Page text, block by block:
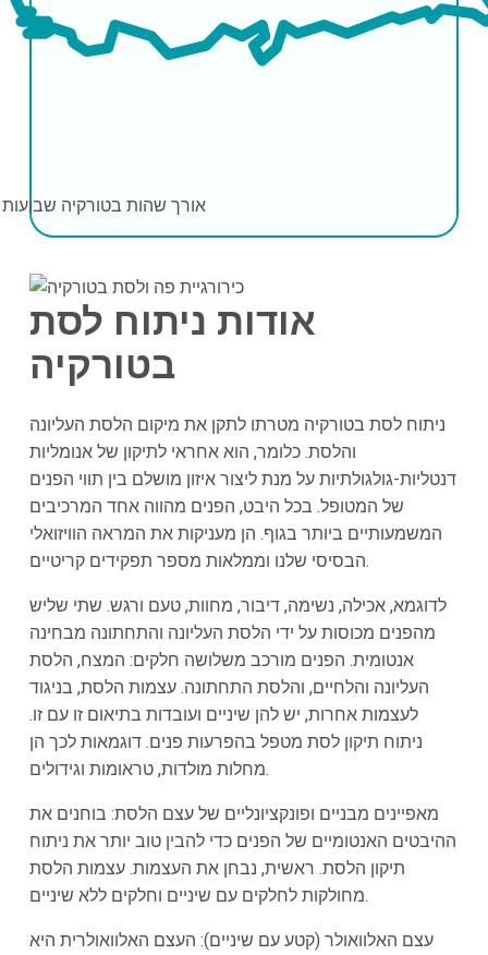
אורך שהות בטורקיה שבועות 2-
אודות ניתוח לסת
בטורקיה
ניתוח לסת בטורקיה מטרתו לתקן את מיקום הלסת העליונה
והלסת. כלומר, הוא אחראי לתיקון של אנומליות
דנטליות-גולגולתיות על מנת ליצור איזון מושלם בין תווי הפנים
של המטופל. בכל היבט, הפנים מהווה אחד המרכיבים
המשמעותיים ביותר בגוף. הן מעניקות את המראה הוויזואלי
הבסיסי שלנו וממלאות מספר תפקידים קריטיים.
לדוגמא, אכילה, נשימה, דיבור, מחוות, טעם ורגש. שתי שליש
מהפנים מכוסות על ידי הלסת העליונה והתחתונה מבחינה
אנטומית. הפנים מורכב משלושה חלקים: המצח, הלסת
העליונה והלחיים, והלסת התחתונה. עצמות הלסת, בניגוד
לעצמות אחרות, יש להן שיניים ועובדות בתיאום זו עם זו.
ניתוח תיקון לסת מטפל בהפרעות פנים. דוגמאות לכך הן
מחלות מולדות, טראומות וגידולים.
מאפיינים מבניים ופונקציונליים של עצם הלסת: בוחנים את
ההיבטים האנטומיים של הפנים כדי להבין טוב יותר את ניתוח
תיקון הלסת. ראשית, נבחן את העצמות. עצמות הלסת
מחולקות לחלקים עם שיניים וחלקים ללא שיניים.
עצם האלוואולר (קטע עם שיניים): העצם האלוואולרית היא